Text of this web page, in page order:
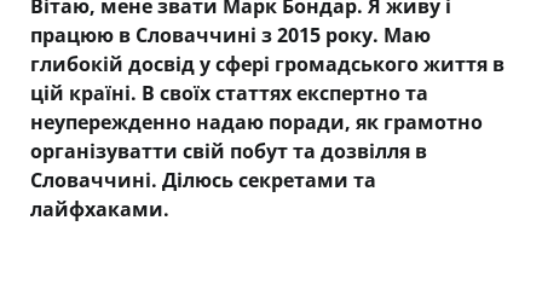
Вітаю, мене звати Марк Бондар. Я живу і
працюю в Словаччині з 2015 року. Маю
глибокій досвід у сфері громадського життя в
цій країні. В своїх статтях експертно та
неупережденно надаю поради, як грамотно
організуватти свій побут та дозвілля в
Словаччині. Ділюсь секретами та
лайфхаками.